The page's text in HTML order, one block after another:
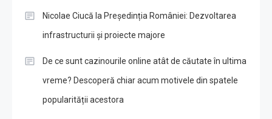
Nicolae Ciucă la Președinția României: Dezvoltarea
infrastructurii și proiecte majore
De ce sunt cazinourile online atât de căutate în ultima
vreme? Descoperă chiar acum motivele din spatele
popularității acestora